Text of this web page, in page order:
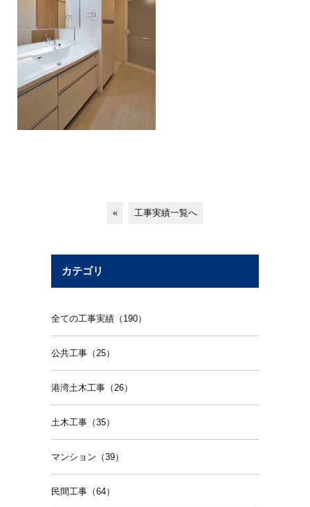
« 工事実績一覧へ
カテゴリ
全ての工事実績（190）
公共工事（25）
港湾土木工事（26）
土木工事（35）
マンション（39）
民間工事（64）